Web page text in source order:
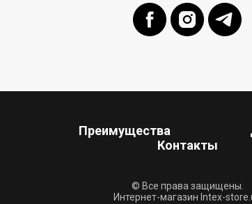
Преимущества
Контакты
© Все права защищены.
Интернет-магазин Intex-